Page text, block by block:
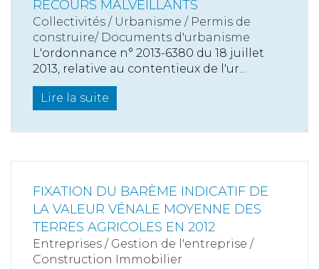
RECOURS MALVEILLANTS
Collectivités / Urbanisme / Permis de
construire/ Documents d'urbanisme
L'ordonnance n° 2013-6380 du 18 juillet
2013, relative au contentieux de l'ur...
Lire la suite
FIXATION DU BARÈME INDICATIF DE
LA VALEUR VÉNALE MOYENNE DES
TERRES AGRICOLES EN 2012
Entreprises / Gestion de l'entreprise /
Construction Immobilier